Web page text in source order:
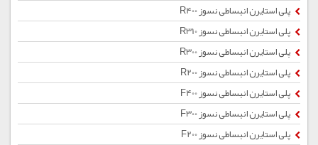
پلی استایرن انبساطی نسوز R400
پلی استایرن انبساطی نسوز R310
پلی استایرن انبساطی نسوز R300
پلی استایرن انبساطی نسوز R200
پلی استایرن انبساطی نسوز F400
پلی استایرن انبساطی نسوز F300
پلی استایرن انبساطی نسوز F200